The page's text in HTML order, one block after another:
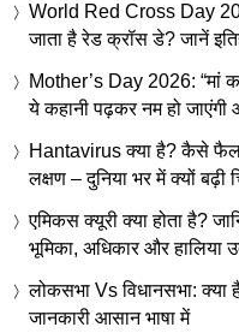
World Red Cross Day
जाता है रेड क्रॉस डे? जानें
Mother’s Day 2026: “मां
ये कहानी पढ़कर नम हो
Hantavirus क्या है? कैसे
लक्षण – दुनिया भर में क्यों बढ़ी
एमिकस क्यूरी क्या होता है?
भूमिका, अधिकार और हालिया
लोकसभा Vs विधानसभा: क्या
जानकारी आसान भाषा में